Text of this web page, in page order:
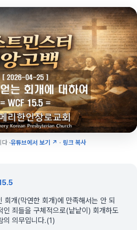
·유튜브에서 보기 ↗ · 링크 복사
회개(막연한 회개)에 만족해서는 안 되
인 죄들을 구체적으로(낱낱이) 회개하도
의 의무입니다.(1)